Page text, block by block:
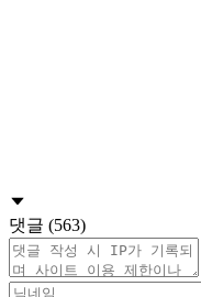
댓글 (563)